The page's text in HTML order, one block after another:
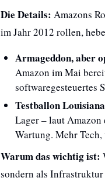
Die Details: Amazons
im Jahr 2012 rollen,
Armageddon, aber
Amazon im Mai
softwaregesteuertes
Testballon
Lager – laut Amazon
Wartung. Mehr
Warum das wichtig ist:
sondern als